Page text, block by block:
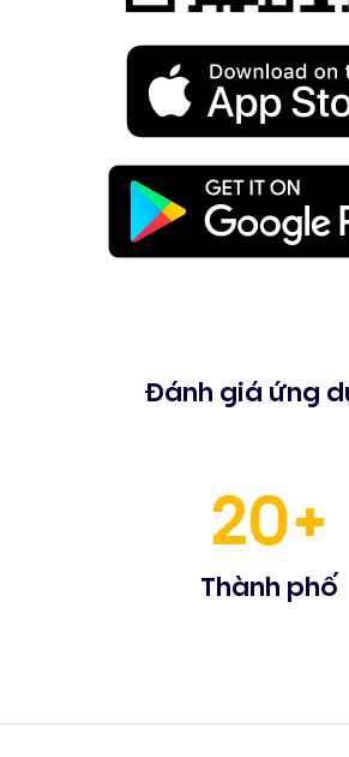
Đánh giá ứng
20+
Thành phố